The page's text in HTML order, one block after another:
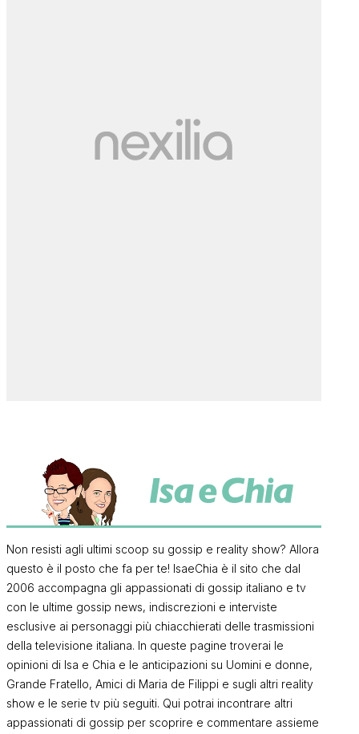
Non resisti agli ultimi scoop su gossip e reality show? Allora
questo è il posto che fa per te! IsaeChia è il sito che dal
2006 accompagna gli appassionati di gossip italiano e tv
con le ultime gossip news, indiscrezioni e interviste
esclusive ai personaggi più chiacchierati delle trasmissioni
della televisione italiana. In queste pagine troverai le
opinioni di Isa e Chia e le anticipazioni su Uomini e donne,
Grande Fratello, Amici di Maria de Filippi e sugli altri reality
show e le serie tv più seguiti. Qui potrai incontrare altri
appassionati di gossip per scoprire e commentare assieme